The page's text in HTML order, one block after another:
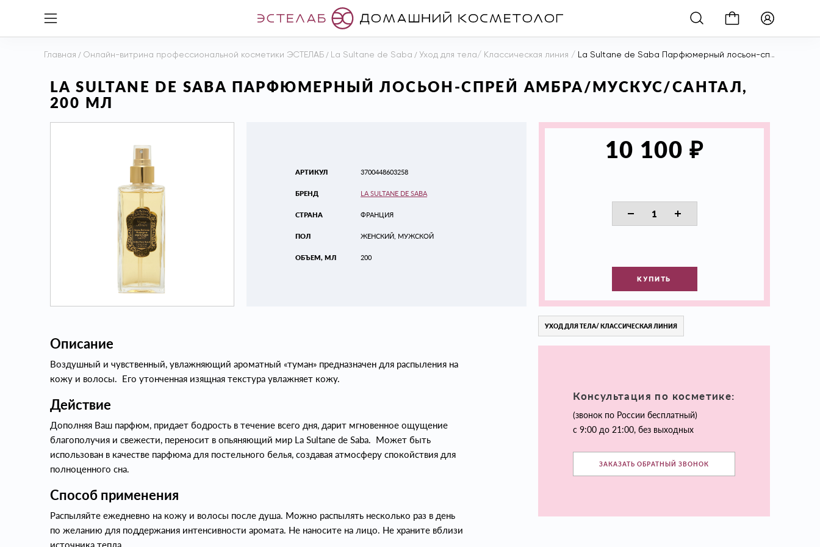
Главная / Онлайн-витрина профессиональной косметики ЭСТЕЛАБ / La Sultane de Saba / Уход для тела/ Классическая линия / La Sultane de Saba Парфюмерный лосьон-спрей Амбра/Мускус/Сантал, 200 мл
LA SULTANE DE SABA ПАРФЮМЕРНЫЙ ЛОСЬОН-СПРЕЙ АМБРА/МУСКУС/САНТАЛ,
200 МЛ
АРТИКУЛ
БРЕНД
СТРАНА
ПОЛ
ОБЪЕМ, МЛ
3700448603258
LA SULTANE DE SABA
ФРАНЦИЯ
ЖЕНСКИЙ, МУЖСКОЙ
200
10 100 ₽
КУПИТЬ
Описание
Воздушный и чувственный, увлажняющий ароматный «туман» предназначен для распыления на
кожу и волосы. Его утонченная изящная текстура увлажняет кожу.
Действие
Дополняя Ваш парфюм, придает бодрость в течение всего дня, дарит мгновенное ощущение
благополучия и свежести, переносит в опьяняющий мир La Sultane de Saba. Может быть
использован в качестве парфюма для постельного белья, создавая атмосферу спокойствия для
полноценного сна.
Способ применения
Распыляйте ежедневно на кожу и волосы после душа. Можно распылять несколько раз в день
по желанию для поддержания интенсивности аромата. Не наносите на лицо. Не храните вблизи
источника тепла.
УХОД ДЛЯ ТЕЛА/ КЛАССИЧЕСКАЯ ЛИНИЯ
Консультация по косметике:
(звонок по России бесплатный)
с 9:00 до 21:00, без выходных
ЗАКАЗАТЬ ОБРАТНЫЙ ЗВОНОК